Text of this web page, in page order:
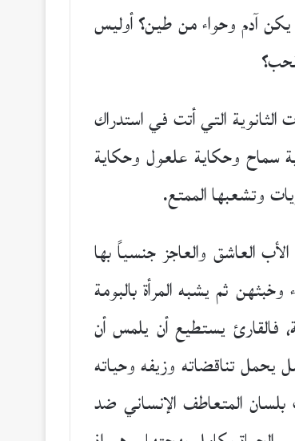
يكن آدم وحواء من طين؟ أوليس
التي أتت في استدراك
سماح وحكاية علعول وحكاية
وتشعبها الممتع.
العاشق والعاجز جنسياً بها
ثم يشبه المرأة بالبومة
فالقارئ يستطيع أن يلمس أن
يحمل تناقضاته وزيفه وحياته
بلسان المتعاطف الإنساني ضد